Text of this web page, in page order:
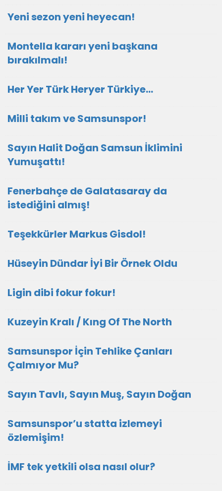
Yeni sezon yeni heyecan!
Montella kararı yeni başkana
bırakılmalı!
Her Yer Türk Heryer Türkiye…
Milli takım ve Samsunspor!
Sayın Halit Doğan Samsun İklimini
Yumuşattı!
Fenerbahçe de Galatasaray da
istediğini almış!
Teşekkürler Markus Gisdol!
Hüseyin Dündar İyi Bir Örnek Oldu
Ligin dibi fokur fokur!
Kuzeyin Kralı / Kıng Of The North
Samsunspor İçin Tehlike Çanları
Çalmıyor Mu?
Sayın Tavlı, Sayın Muş, Sayın Doğan
Samsunspor’u statta izlemeyi
özlemişim!
İMF tek yetkili olsa nasıl olur?